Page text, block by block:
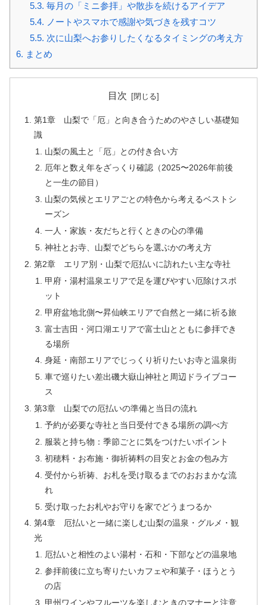
5.3. 毎月の「ミニ参拝」や散歩を続けるアイデア
5.4. ノートやスマホで感謝や気づきを残すコツ
5.5. 次に山梨へお参りしたくなるタイミングの考え方
6. まとめ
目次
第1章 山梨で「厄」と向き合うためのやさしい基礎知
識
山梨の風土と「厄」との付き合い方
厄年と数え年をざっくり確認（2025〜2026年前後
と一生の節目）
山梨の気候とエリアごとの特色から考えるベストシ
ーズン
一人・家族・友だちと行くときの心の準備
神社とお寺、山梨でどちらを選ぶかの考え方
第2章 エリア別・山梨で厄払いに訪れたい主な寺社
甲府・湯村温泉エリアで足を運びやすい厄除けスポ
ット
甲府盆地北側〜昇仙峡エリアで自然と一緒に祈る旅
富士吉田・河口湖エリアで富士山とともに参拝でき
る場所
身延・南部エリアでじっくり祈りたいお寺と温泉街
車で巡りたい差出磯大嶽山神社と周辺ドライブコー
ス
第3章 山梨での厄払いの準備と当日の流れ
予約が必要な寺社と当日受付できる場所の調べ方
服装と持ち物：季節ごとに気をつけたいポイント
初穂料・お布施・御祈祷料の目安とお金の包み方
受付から祈祷、お札を受け取るまでのおおまかな流
れ
受け取ったお札やお守りを家でどうまつるか
第4章 厄払いと一緒に楽しむ山梨の温泉・グルメ・観
光
厄払いと相性のよい湯村・石和・下部などの温泉地
参拝前後に立ち寄りたいカフェや和菓子・ほうとう
の店
甲州ワインやフルーツを楽しむときのマナーと注意